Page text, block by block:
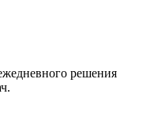
решения